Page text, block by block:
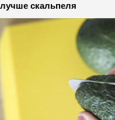
лучше скальпеля